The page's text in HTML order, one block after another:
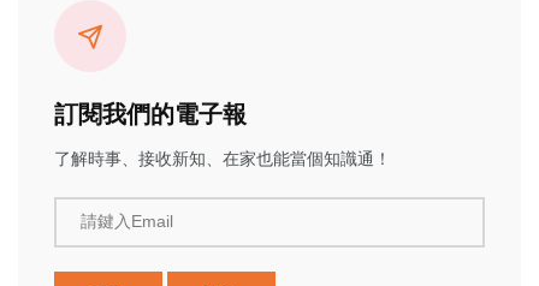
訂閱我們的電子報
了解時事、接收新知、在家也能當個知識通！
請鍵入Email